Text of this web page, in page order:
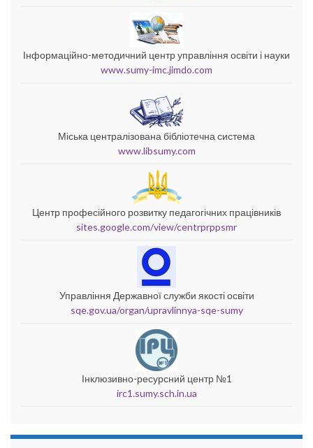
Інформаційно-методичний центр управління освіти і науки
www.sumy-imc.jimdo.com
Міська централізована бібліотечна система
www.libsumy.com
Центр професійного розвитку педагогічних працівників
sites.google.com/view/centrprppsmr
Управління Державної служби якості освіти
sqe.gov.ua/organ/upravlinnya-sqe-sumy
Інклюзивно-ресурсний центр №1
irc1.sumy.sch.in.ua